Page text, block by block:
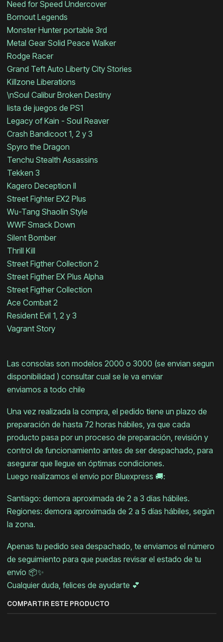
Need for Speed Undercover
Bornout Legends
Monster Hunter portable 3rd
Metal Gear Solid Peace Walker
Rodge Racer
Grand Teft Auto Liberty City Stories
Killzone Liberations
\nSoul Calibur Broken Destiny
lista de juegos de PS1
Legacy of Kain - Soul Reaver
Crash Bandicoot 1, 2 y 3
Spyro the Dragon
Tenchu Stealth Assassins
Tekken 3
Kagero Deception II
Street Fighter EX2 Plus
Wu-Tang Shaolin Style
WWF Smack Down
Silent Bomber
Thrill Kill
Street Figther Collection 2
Street Figther EX Plus Alpha
Street Figther Collection
Ace Combat 2
Resident Evil 1, 2 y 3
Vagrant Story
Las consolas son modelos 2000 o 3000 (se envian segun
disponibilidad ) consultar cual se le va enviar
enviamos a todo chile
Una vez realizada la compra, el pedido tiene un plazo de
preparación de hasta 72 horas hábiles, ya que cada
producto pasa por un proceso de preparación, revisión y
control de funcionamiento antes de ser despachado, para
asegurar que llegue en óptimas condiciones.
Luego realizamos el envío por Bluexpress 🚚:
Santiago: demora aproximada de 2 a 3 días hábiles.
Regiones: demora aproximada de 2 a 5 días hábiles, según
la zona.
Apenas tu pedido sea despachado, te enviamos el número
de seguimiento para que puedas revisar el estado de tu
envío 📦✨
Cualquier duda, felices de ayudarte 💕
COMPARTIR ESTE PRODUCTO